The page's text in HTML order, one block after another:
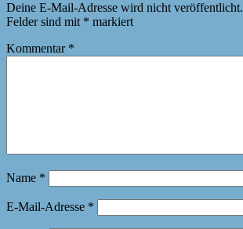
Deine E-Mail-Adresse wird nicht veröffentlicht.
Felder sind mit * markiert
Kommentar *
Name *
E-Mail-Adresse *